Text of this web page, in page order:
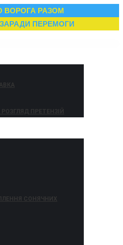
ВОРОГА РАЗОМ
ПЕРЕМОГИ
ПРЕТЕНЗІЙ
СОНЯЧНИХ